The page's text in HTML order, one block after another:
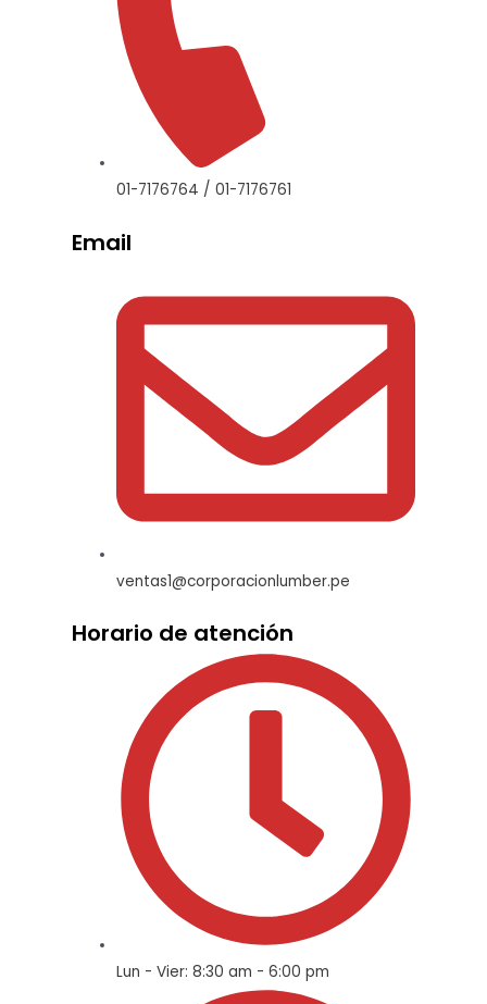
01-7176764 / 01-7176761
Email
ventas1@corporacionlumber.pe
Horario de atención
Lun - Vier: 8:30 am - 6:00 pm